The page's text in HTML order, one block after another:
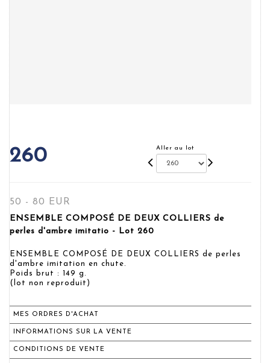
260 Aller au lot
50 - 80 EUR
ENSEMBLE COMPOSÉ DE DEUX COLLIERS de
perles d'ambre imitatio - Lot 260
ENSEMBLE COMPOSÉ DE DEUX COLLIERS de perles
d'ambre imitation en chute.
Poids brut : 149 g.
(lot non reproduit)
MES ORDRES D'ACHAT
INFORMATIONS SUR LA VENTE
CONDITIONS DE VENTE